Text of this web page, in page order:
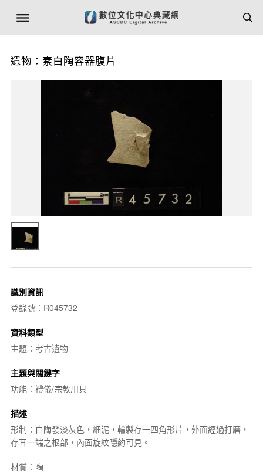
遺物：素白陶容器腹片
識別資訊
登錄號：R045732
資料類型
主題：考古遺物
主題與關鍵字
功能：禮儀/宗教用具
描述
形制：白陶發淡灰色，細泥，輪製存一四角形片，外面經過打磨，
存耳一端之根部，內面旋紋隱約可見。
材質：陶